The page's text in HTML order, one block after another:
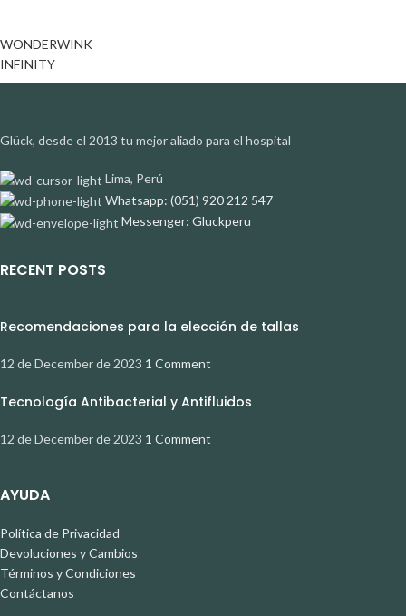
WONDERWINK
INFINITY
Glück, desde el 2013 tu mejor aliado para el hospital
Lima, Perú
Whatsapp: (051) 920 212 547
Messenger: Gluckperu
RECENT POSTS
Recomendaciones para la elección de tallas
12 de December de 2023 1 Comment
Tecnología Antibacterial y Antifluidos
12 de December de 2023 1 Comment
AYUDA
Política de Privacidad
Devoluciones y Cambios
Términos y Condiciones
Contáctanos